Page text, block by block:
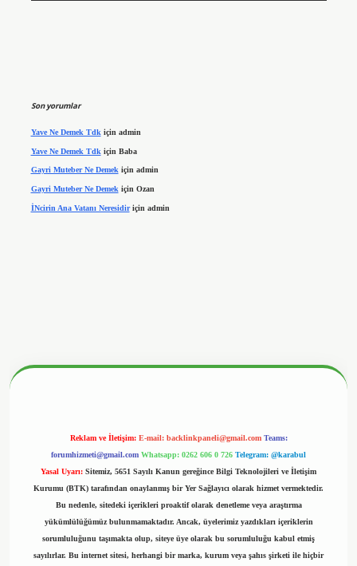
Son yorumlar
Yave Ne Demek Tdk için admin
Yave Ne Demek Tdk için Baba
Gayri Muteber Ne Demekiçin admin
Gayri Muteber Ne Demek için Ozan
İNcirin Ana Vatanı Neresidiriçin admin
Reklam ve İletişim: E-mail: backlinkpaneli@gmail.com Teams:
forumhizmeti@gmail.com Whatsapp: 0262 606 0 726 Telegram: @karabul
Yasal Uyarı: Sitemiz, 5651 Sayılı Kanun gereğince Bilgi Teknolojileri ve İletişim
Kurumu (BTK) tarafından onaylanmış bir Yer Sağlayıcı olarak hizmet vermektedir.
Bu nedenle, sitedeki içerikleri proaktif olarak denetleme veya araştırma
yükümlülüğümüz bulunmamaktadır. Ancak, üyelerimiz yazdıkları içeriklerin
sorumluluğunu taşımakta olup, siteye üye olarak bu sorumluluğu kabul etmiş
sayılırlar. Bu internet sitesi, herhangi bir marka, kurum veya şahıs şirketi ile hiçbir